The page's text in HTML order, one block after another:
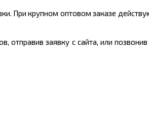
При крупном оптовом заказе
отправив заявку с сайта, или